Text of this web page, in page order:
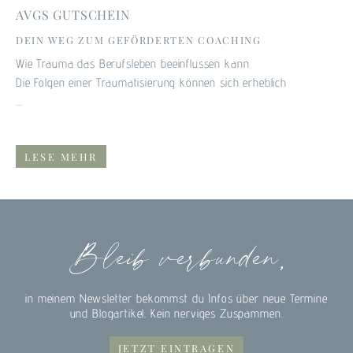
AVGS GUTSCHEIN
DEIN WEG ZUM GEFÖRDERTEN COACHING
Wie Trauma das Berufsleben beeinflussen kann
Die Folgen einer Traumatisierung können sich erheblich
...
LESE MEHR
Bleib verbunden,
in meinem Newsletter bekommst du Infos über neue Termine
und Blogartikel. Kein nerviges Zuspammen.
JETZT EINTRAGEN
Kundenbewertungen und Erfahrungen zu
Viviane Fronzeck
SEHR GUT